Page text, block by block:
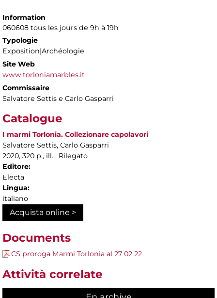
Information
060608 tous les jours de 9h à 19h
Typologie
Exposition|Archéologie
Site Web
www.torloniamarbles.it
Commissaire
Salvatore Settis e Carlo Gasparri
Catalogue
I marmi Torlonia. Collezionare capolavori
Salvatore Settis, Carlo Gasparri
2020, 320 p., ill. , Rilegato
Editore:
Electa
Lingua:
italiano
Acquista online >
Documents
CS proroga Marmi Torlonia al 27 02 22
Attività correlate